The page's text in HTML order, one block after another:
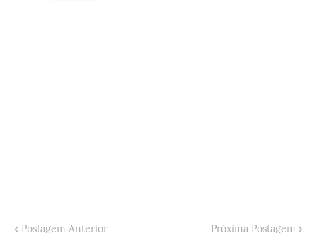
Postagem Anterior Próxima Postagem